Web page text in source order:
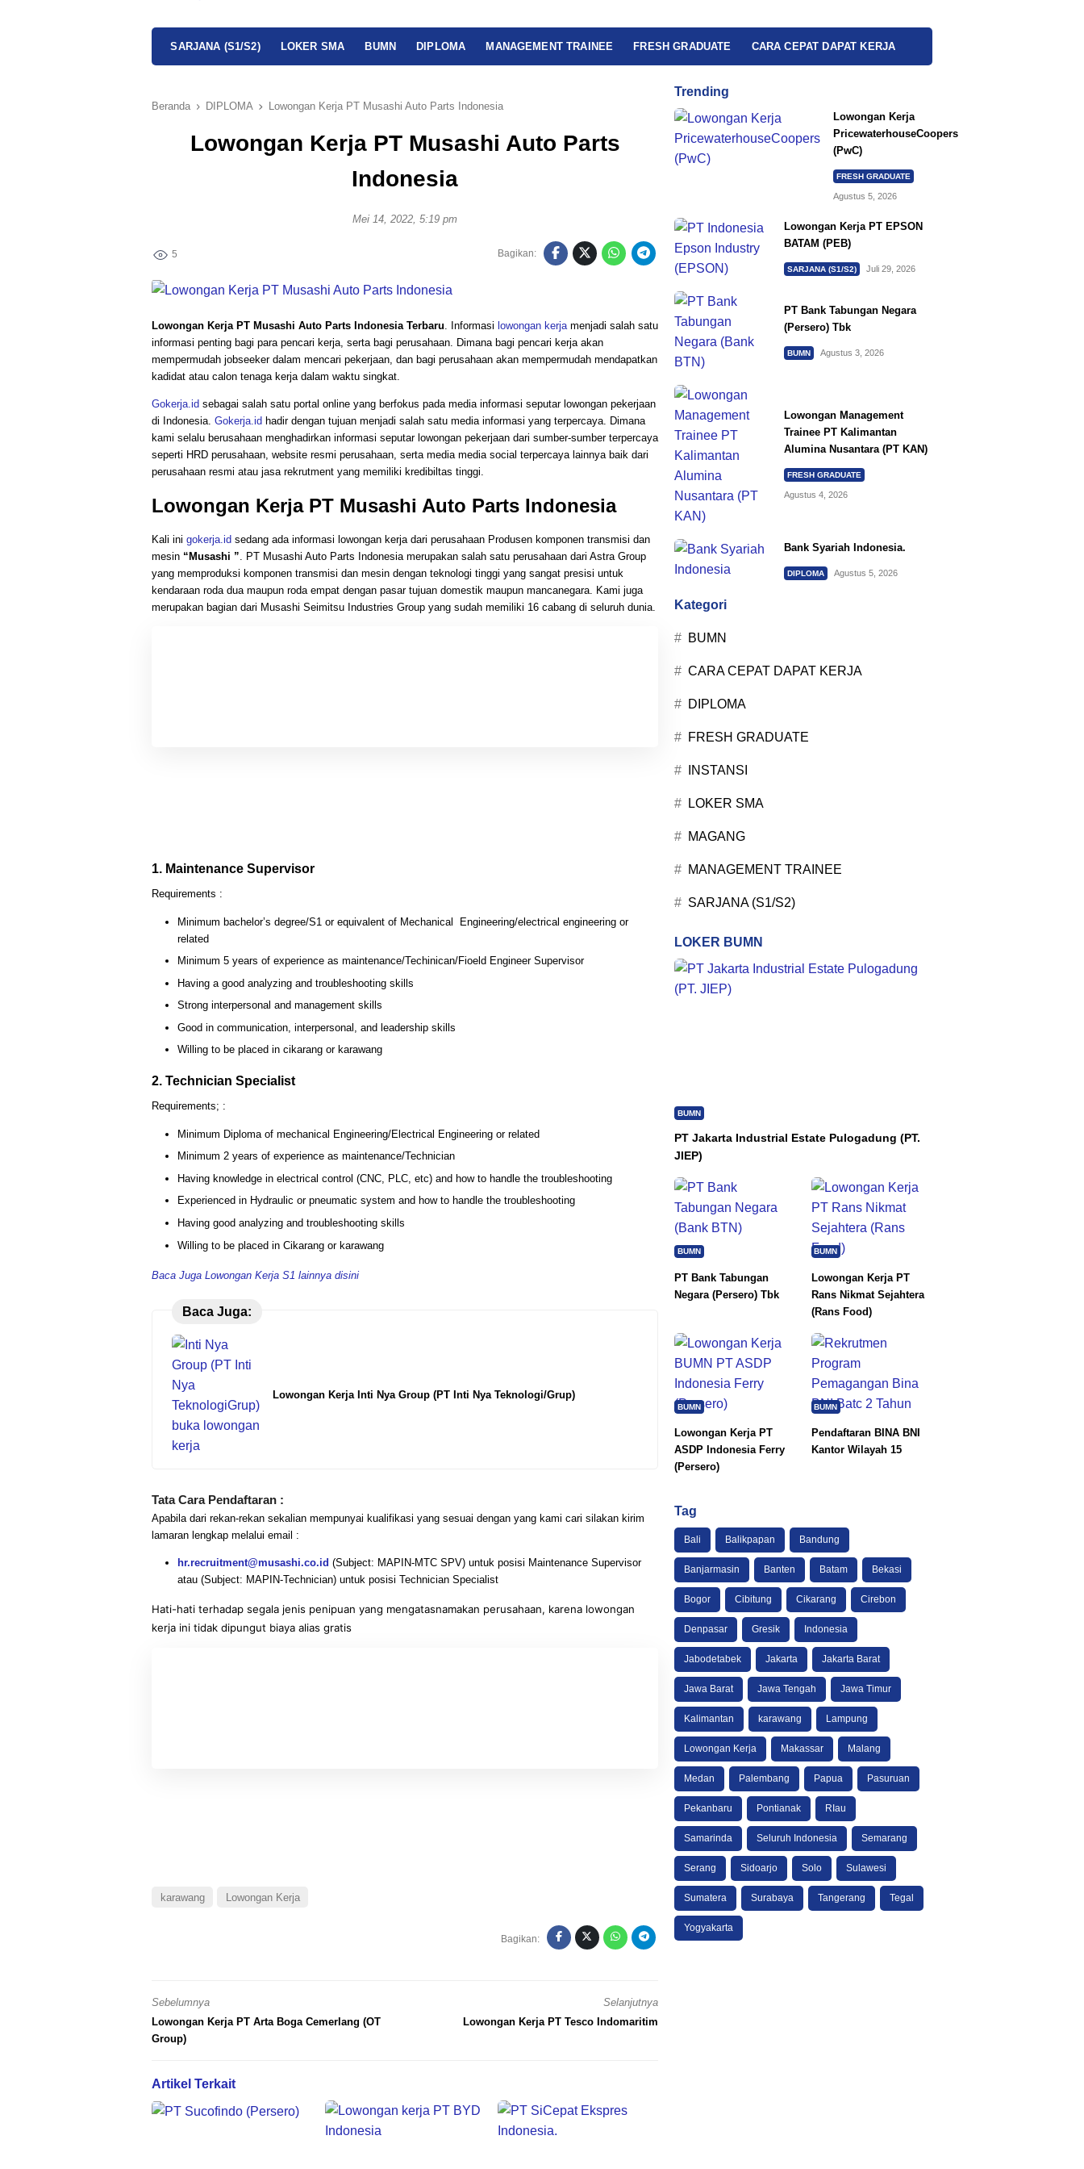
SARJANA (S1/S2) LOKER SMA BUMN DIPLOMA MANAGEMENT TRAINEE FRESH GRADUATE CARA CEPAT DAPAT KERJA
Beranda DIPLOMA Lowongan Kerja PT Musashi Auto Parts Indonesia
Lowongan Kerja PT Musashi Auto Parts
Indonesia
Mei 14, 2022, 5:19 pm
5 Bagikan:
Lowongan Kerja PT Musashi Auto Parts Indonesia Terbaru . Informasi lowongan kerja menjadi salah satu
informasi penting bagi para pencari kerja, serta bagi perusahaan. Dimana bagi pencari kerja akan
mempermudah jobseeker dalam mencari pekerjaan, dan bagi perusahaan akan mempermudah mendapatkan
kadidat atau calon tenaga kerja dalam waktu singkat.
Gokerja.id sebagai salah satu portal online yang berfokus pada media informasi seputar lowongan pekerjaan
di Indonesia. Gokerja.id hadir dengan tujuan menjadi salah satu media informasi yang terpercaya. Dimana
kami selalu berusahaan menghadirkan informasi seputar lowongan pekerjaan dari sumber-sumber terpercaya
seperti HRD perusahaan, website resmi perusahaan, serta media media social terpercaya lainnya baik dari
perusahaan resmi atau jasa rekrutment yang memiliki kredibiltas tinggi.
Lowongan Kerja PT Musashi Auto Parts Indonesia
Kali ini gokerja.id sedang ada informasi lowongan kerja dari perusahaan Produsen komponen transmisi dan
mesin “Musashi ”. PT Musashi Auto Parts Indonesia merupakan salah satu perusahaan dari Astra Group
yang memproduksi komponen transmisi dan mesin dengan teknologi tinggi yang sangat presisi untuk
kendaraan roda dua maupun roda empat dengan pasar tujuan domestik maupun mancanegara. Kami juga
merupakan bagian dari Musashi Seimitsu Industries Group yang sudah memiliki 16 cabang di seluruh dunia.
1. Maintenance Supervisor
Requirements :
Minimum bachelor’s degree/S1 or equivalent of Mechanical Engineering/electrical engineering or
related
Minimum 5 years of experience as maintenance/Techinican/Fioeld Engineer Supervisor
Having a good analyzing and troubleshooting skills
Strong interpersonal and management skills
Good in communication, interpersonal, and leadership skills
Willing to be placed in cikarang or karawang
2. Technician Specialist
Requirements; :
Minimum Diploma of mechanical Engineering/Electrical Engineering or related
Minimum 2 years of experience as maintenance/Technician
Having knowledge in electrical control (CNC, PLC, etc) and how to handle the troubleshooting
Experienced in Hydraulic or pneumatic system and how to handle the troubleshooting
Having good analyzing and troubleshooting skills
Willing to be placed in Cikarang or karawang
Baca Juga Lowongan Kerja S1 lainnya disini
Baca Juga:
Lowongan Kerja Inti Nya Group (PT Inti Nya Teknologi/Grup)
Tata Cara Pendaftaran :
Apabila dari rekan-rekan sekalian mempunyai kualifikasi yang sesuai dengan yang kami cari silakan kirim
lamaran lengkap melalui email :
hr.recruitment@musashi.co.id (Subject: MAPIN-MTC SPV) untuk posisi Maintenance Supervisor
atau (Subject: MAPIN-Technician) untuk posisi Technician Specialist
Hati-hati terhadap segala jenis penipuan yang mengatasnamakan perusahaan, karena lowongan
kerja ini tidak dipungut biaya alias gratis
karawang Lowongan Kerja
Bagikan:
Sebelumnya
Lowongan Kerja PT Arta Boga Cemerlang (OT
Group)
Selanjutnya
Lowongan Kerja PT Tesco Indomaritim
Artikel Terkait
Trending
Lowongan Kerja
PricewaterhouseCoopers
(PwC)
FRESH GRADUATE
Agustus 5, 2026
Lowongan Kerja PT EPSON
BATAM (PEB)
SARJANA (S1/S2) Juli 29, 2026
PT Bank Tabungan Negara
(Persero) Tbk
BUMN Agustus 3, 2026
Lowongan Management
Trainee PT Kalimantan
Alumina Nusantara (PT KAN)
FRESH GRADUATE
Agustus 4, 2026
Bank Syariah Indonesia.
DIPLOMA Agustus 5, 2026
Kategori
BUMN
CARA CEPAT DAPAT KERJA
DIPLOMA
FRESH GRADUATE
INSTANSI
LOKER SMA
MAGANG
MANAGEMENT TRAINEE
SARJANA (S1/S2)
LOKER BUMN
BUMN
PT Jakarta Industrial Estate Pulogadung (PT.
JIEP)
BUMN
PT Bank Tabungan
Negara (Persero) Tbk
BUMN
Lowongan Kerja PT
Rans Nikmat Sejahtera
(Rans Food)
BUMN
Lowongan Kerja PT
ASDP Indonesia Ferry
(Persero)
BUMN
Pendaftaran BINA BNI
Kantor Wilayah 15
Tag
Bali Balikpapan Bandung
Banjarmasin Banten Batam Bekasi
Bogor Cibitung Cikarang Cirebon
Denpasar Gresik Indonesia
Jabodetabek Jakarta Jakarta Barat
Jawa Barat Jawa Tengah Jawa Timur
Kalimantan karawang Lampung
Lowongan Kerja Makassar Malang
Medan Palembang Papua Pasuruan
Pekanbaru Pontianak RIau
Samarinda Seluruh Indonesia Semarang
Serang Sidoarjo Solo Sulawesi
Sumatera Surabaya Tangerang Tegal
Yogyakarta